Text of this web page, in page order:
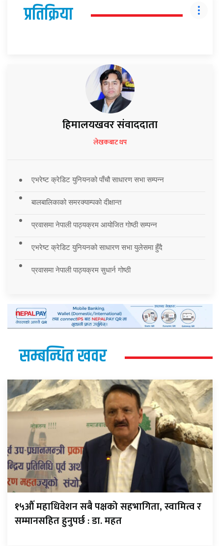
प्रतिक्रिया
हिमालयखवर संवाददाता
लेखकबाट थप
एभरेष्ट क्रेडिट युनियनको पाँचौ साधारण सभा सम्पन्न
बालबालिकाको समरक्याम्पको दीक्षान्त
प्रवासमा नेपाली पाठ्यक्रम आयोजित गोष्ठी सम्पन्न
एभरेष्ट क्रेडिट युनियनको साधारण सभा युलेसमा हुँदै
प्रवासमा नेपाली पाठ्यक्रम सुधार्न गोष्ठी
सम्बन्धित खवर
१५औँ महाधिवेशन सबै पक्षको सहभागिता, स्वामित्व र
सम्मानसहित हुनुपर्छ : डा. महत